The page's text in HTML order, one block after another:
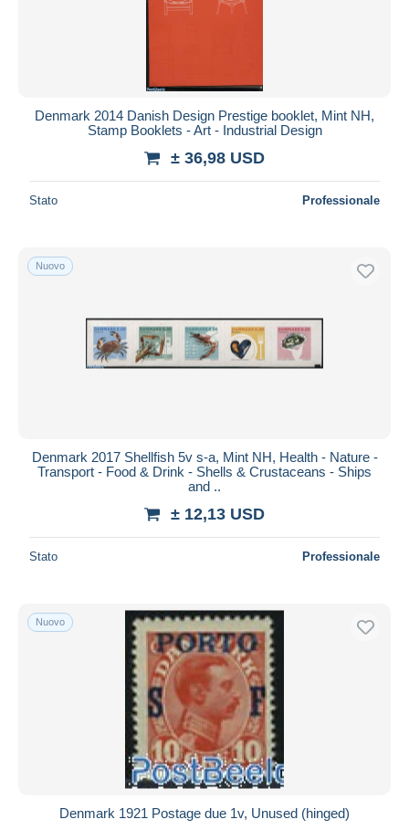
Denmark 2014 Danish Design Prestige booklet, Mint NH,
Stamp Booklets - Art - Industrial Design
± 36,98 USD
Stato Professionale
Nuovo
Denmark 2017 Shellfish 5v s-a, Mint NH, Health - Nature -
Transport - Food & Drink - Shells & Crustaceans - Ships
and ..
± 12,13 USD
Stato Professionale
Nuovo
Denmark 1921 Postage due 1v, Unused (hinged)